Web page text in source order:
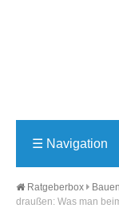
☰ Navigation
Ratgeberbox
draußen: Was man